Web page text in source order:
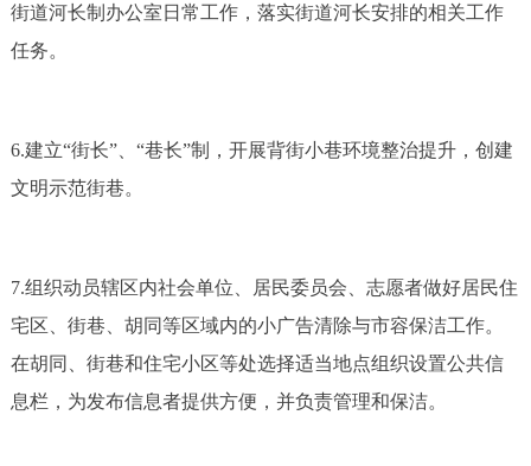
街道河长制办公室日常工作，落实街道河长安排的相关工作
任务。
6.建立“街长”、“巷长”制，开展背街小巷环境整治提升，创建
文明示范街巷。
7.组织动员辖区内社会单位、居民委员会、志愿者做好居民住
宅区、街巷、胡同等区域内的小广告清除与市容保洁工作。
在胡同、街巷和住宅小区等处选择适当地点组织设置公共信
息栏，为发布信息者提供方便，并负责管理和保洁。